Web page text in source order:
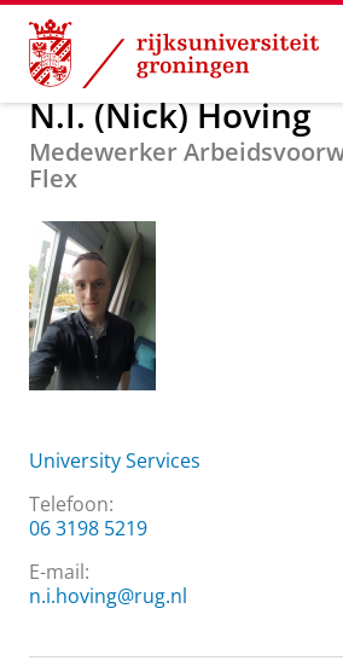
Skip
Content
Skip
Navigation
Over ons N.I. (Nick)
N.I. (Nick) Hoving
Medewerker
Flex
University Services
Telefoon:
06 3198 5219
E-mail:
n.i.hoving@rug.nl